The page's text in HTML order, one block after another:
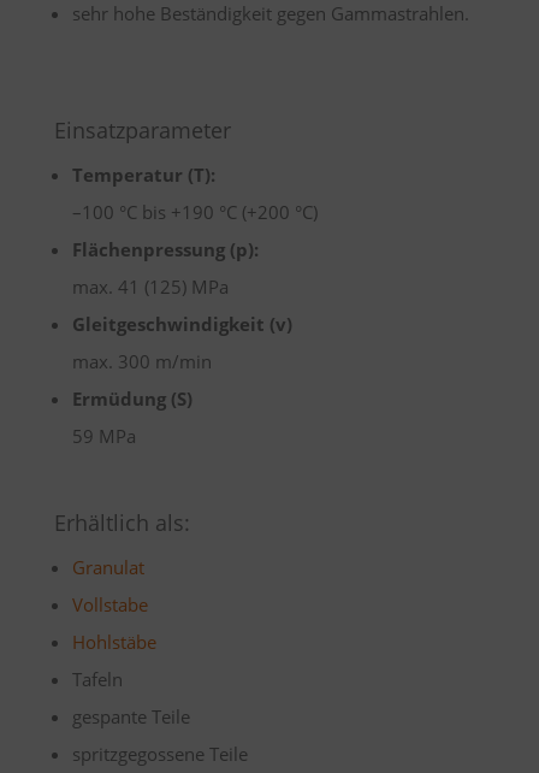
sehr hohe Beständigkeit gegen Gammastrahlen.
Einsatzparameter
Temperatur (T):
–100 °C bis +190 °C (+200 °C)
Flächenpressung (p):
max. 41 (125) MPa
Gleitgeschwindigkeit (v)
max. 300 m/min
Ermüdung (S)
59 MPa
Erhältlich als:
Granulat
Vollstabe
Hohlstäbe
Tafeln
gespante Teile
spritzgegossene Teile